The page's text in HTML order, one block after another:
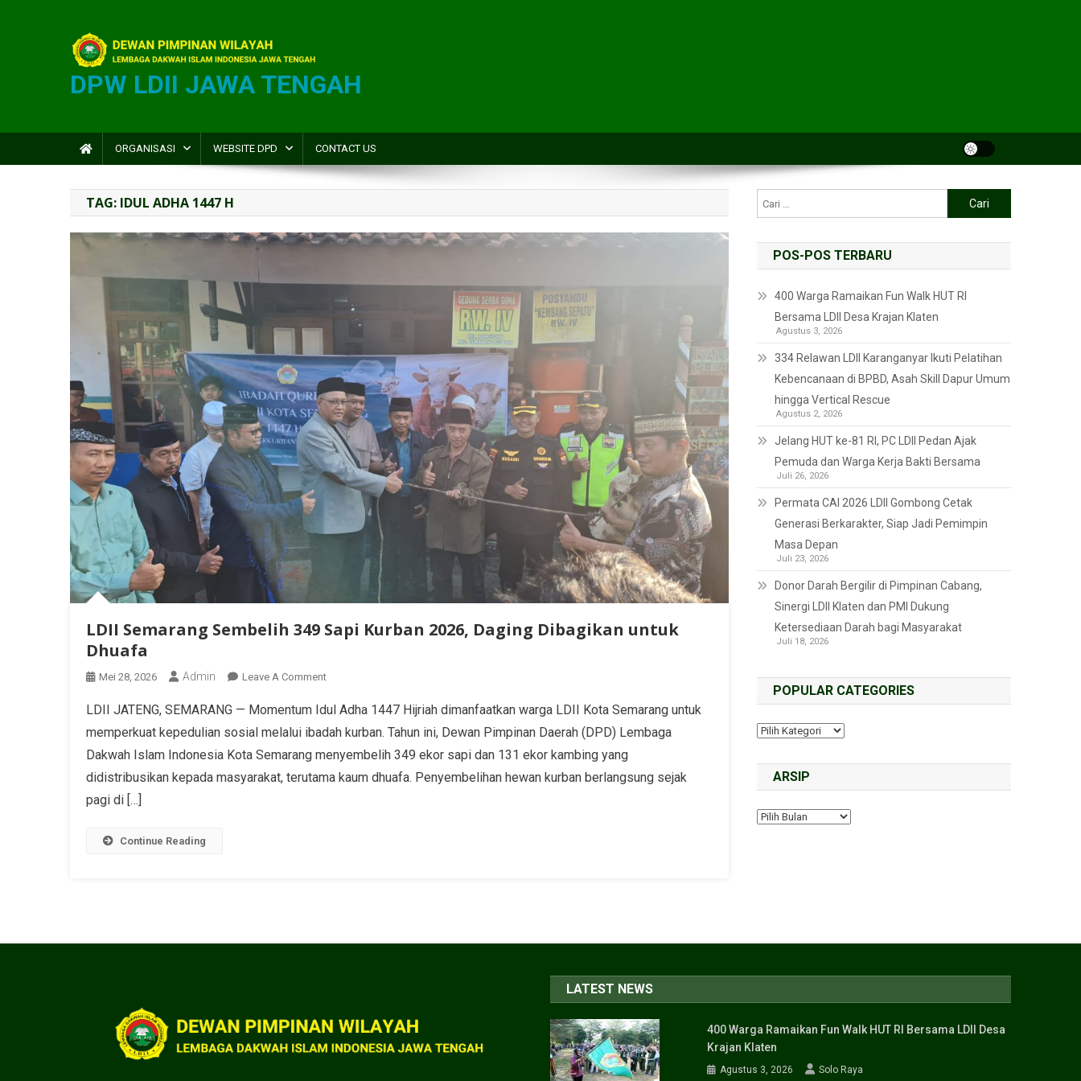
DPW LDII JAWA TENGAH
ORGANISASI WEBSITE DPD CONTACT US
TAG: IDUL ADHA 1447 H
LDII Semarang Sembelih 349 Sapi Kurban 2026, Daging Dibagikan untuk
Dhuafa
Mei 28, 2026 Admin Leave A Comment
LDII JATENG, SEMARANG — Momentum Idul Adha 1447 Hijriah dimanfaatkan warga LDII Kota Semarang untuk
memperkuat kepedulian sosial melalui ibadah kurban. Tahun ini, Dewan Pimpinan Daerah (DPD) Lembaga
Dakwah Islam Indonesia Kota Semarang menyembelih 349 ekor sapi dan 131 ekor kambing yang
didistribusikan kepada masyarakat, terutama kaum dhuafa. Penyembelihan hewan kurban berlangsung sejak
pagi di […]
Continue Reading
POS-POS TERBARU
400 Warga Ramaikan Fun Walk HUT RI
Bersama LDII Desa Krajan Klaten
Agustus 3, 2026
334 Relawan LDII Karanganyar Ikuti Pelatihan
Kebencanaan di BPBD, Asah Skill Dapur Umum
hingga Vertical Rescue
Agustus 2, 2026
Jelang HUT ke-81 RI, PC LDII Pedan Ajak
Pemuda dan Warga Kerja Bakti Bersama
Juli 26, 2026
Permata CAI 2026 LDII Gombong Cetak
Generasi Berkarakter, Siap Jadi Pemimpin
Masa Depan
Juli 23, 2026
Donor Darah Bergilir di Pimpinan Cabang,
Sinergi LDII Klaten dan PMI Dukung
Ketersediaan Darah bagi Masyarakat
Juli 18, 2026
POPULAR CATEGORIES
ARSIP
LATEST NEWS
400 Warga Ramaikan Fun Walk HUT RI Bersama LDII Desa
Krajan Klaten
Agustus 3, 2026 Solo Raya